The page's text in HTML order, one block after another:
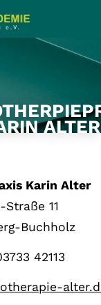
ALTER
Karin Alter
11
Buchholz
42113